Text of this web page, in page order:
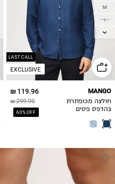
LAST CALL
EXCLUSIVE
M
L
XL
119.96 ₪
299.90 ₪
60% OFF
MANGO
חולצה מכופתרת
בהדפס פסים